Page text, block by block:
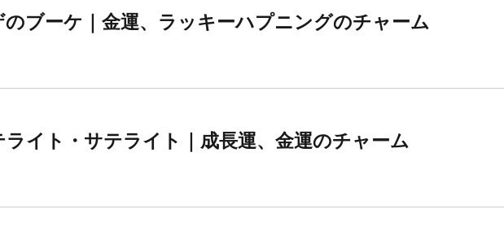
ブーケ｜金運、ラッキーハプニングのチャーム
ライト・サテライト｜成長運、金運のチャーム